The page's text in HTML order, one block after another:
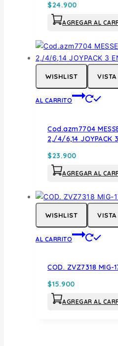
$24.900
AGREGAR AL
WISHLIST VISTA
AL CARRITO
Cod.azm7704
2,/4/6,14 JOYPACK
$23.900
AGREGAR AL
WISHLIST VISTA
AL CARRITO
COD. ZVZ7318 MIG-
$15.900
AGREGAR AL